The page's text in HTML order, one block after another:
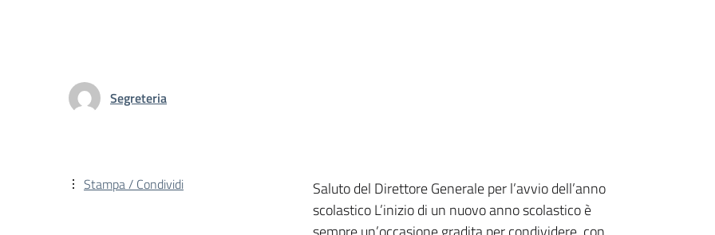
Segreteria
Saluto del Direttore Generale per l’avvio dell’anno
scolastico L’inizio di un nuovo anno scolastico è
Stampa / Condividi